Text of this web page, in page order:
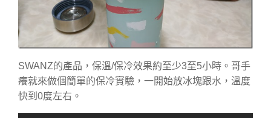
SWANZ的產品，保溫/保冷效果約至少3至5小時。哥手
癢就來做個簡單的保冷實驗，一開始放冰塊跟水，溫度
快到0度左右。